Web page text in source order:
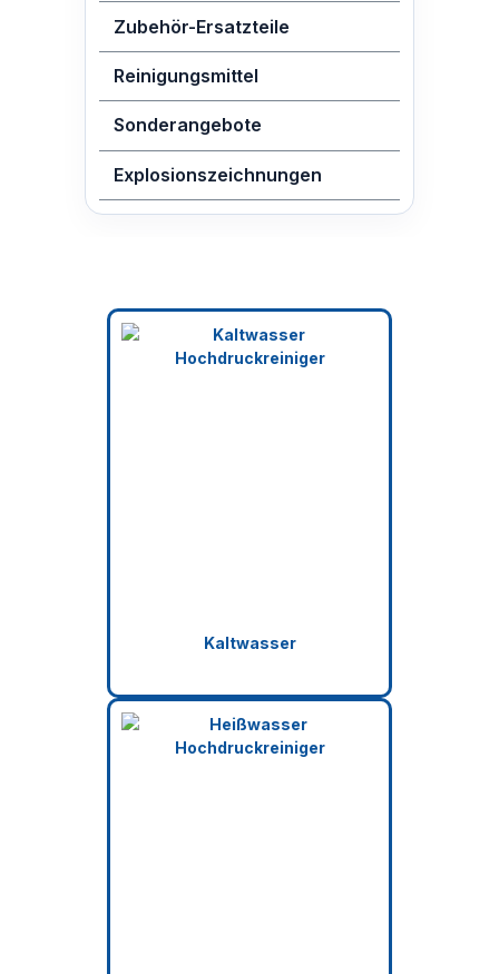
Zubehör-Ersatzteile
Reinigungsmittel
Sonderangebote
Explosionszeichnungen
Kaltwasser